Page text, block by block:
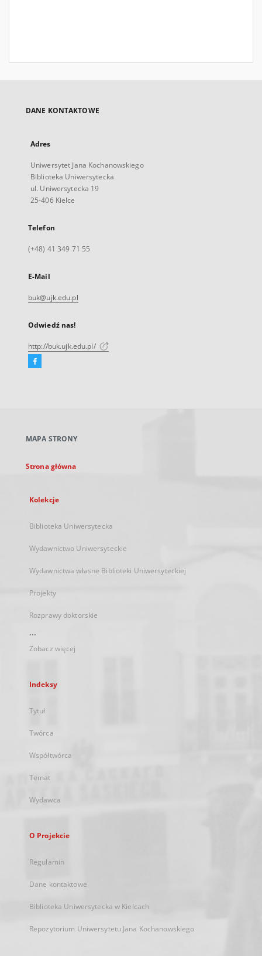
DANE KONTAKTOWE
Adres
Uniwersytet Jana Kochanowskiego
Biblioteka Uniwersytecka
ul. Uniwersytecka 19
25-406 Kielce
Telefon
(+48) 41 349 71 55
E-Mail
buk@ujk.edu.pl
Odwiedź nas!
http://buk.ujk.edu.pl/
Facebook
karcie
MAPA STRONY
Strona główna
Kolekcje
Biblioteka Uniwersytecka
Wydawnictwo Uniwersyteckie
Wydawnictwa własne Biblioteki Uniwersyteckiej
Projekty
Rozprawy doktorskie
...
Zobacz więcej
Indeksy
Tytuł
Twórca
Współtwórca
Temat
Wydawca
O Projekcie
Regulamin
Dane kontaktowe
Biblioteka Uniwersytecka w Kielcach
Repozytorium Uniwersytetu Jana Kochanowskiego